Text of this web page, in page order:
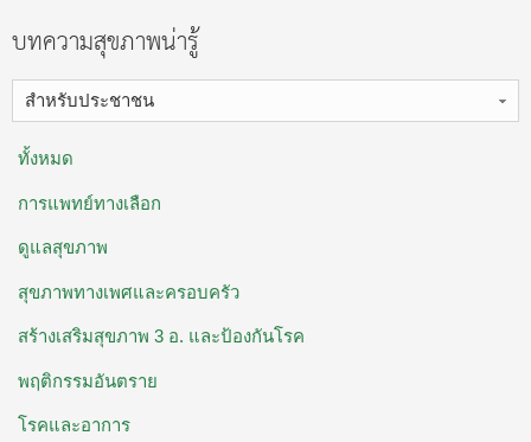
บทความสุขภาพน่ารู้
สำหรับประชาชน
ทั้งหมด
การแพทย์ทางเลือก
ดูแลสุขภาพ
สุขภาพทางเพศและครอบครัว
สร้างเสริมสุขภาพ 3 อ. ​และป้องกันโรค
พฤติกรรมอันตราย
โรคและอาการ